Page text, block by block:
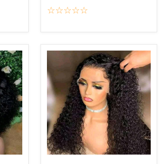
☆☆☆☆☆
★★★★★